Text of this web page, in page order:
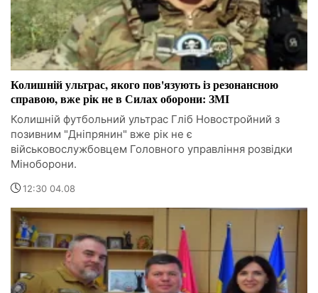
Колишній ультрас, якого пов'язують із резонансною
справою, вже рік не в Силах оборони: ЗМІ
Колишній футбольний ультрас Гліб Новостройний з
позивним "Дніпрянин" вже рік не є
військовослужбовцем Головного управління розвідки
Міноборони.
12:30 04.08